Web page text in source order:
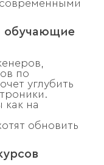
обучающие
по
углубить
на
обновить